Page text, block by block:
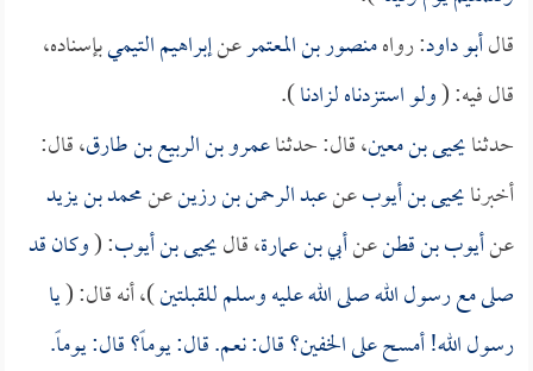
قالأبو داود: رواهمنصور بن المعتمرعنإبراهيم التيميبإسناده،
قال فيه: (ولو استزدناه لزادنا).
حدثنايحيى بن معين، قال: حدثناعمرو بن الربيع بن طارق، قال:
أخبرنايحيى بن أيوبعنعبد الرحمن بن رزينعنمحمد بن يزيد
عنأيوب بن قطنعنأبي بن عمارة، قاليحيى بن أيوب: (وكان قد
صلى مع رسول الله صلى الله عليه وسلم للقبلتين)، أنه قال: (يا
رسول الله! أمسح على الخفين؟ قال: نعم. قال: يوماً؟ قال: يوماً.